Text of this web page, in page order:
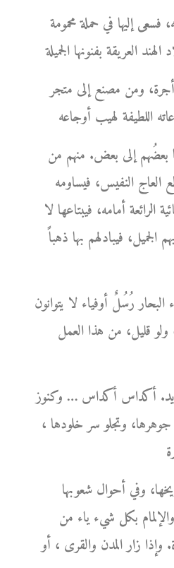
فسعى إليها في حملة محمومة
ومن مصنع إلى متجر
بعضُهم إلى بعض. منهم من
العاج النفيس، فيساومه
الرائعة أمامه، فيبتاعها لا
فيبادلهم بها ذهباً
رُسُلٌ أوفياء لا يتوانون
ولو قليل، من هذا العمل
أكداس أكداس … وكنوز
جوهرها، وتجلو سر خلودها ،
وفي أحوال شعوبها
بكل شيء ياء من
وإذا زار المدن والقرى ، أو